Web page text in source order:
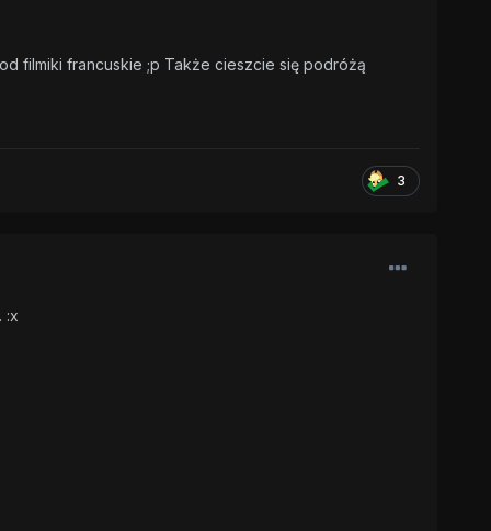
filmiki francuskie ;p Także cieszcie się podróżą
3
:x